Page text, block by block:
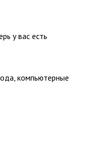
у вас есть
компьютерные